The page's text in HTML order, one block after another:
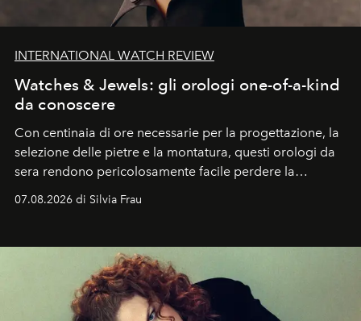
INTERNATIONAL WATCH REVIEW
Watches & Jewels: gli orologi one-of-a-kind
da conoscere
Con centinaia di ore necessarie per la progettazione, la
selezione delle pietre e la montatura, questi orologi da
sera rendono pericolosamente facile perdere la
cognizione del tempo. Ma con quadranti così
07.08.2026 di Silvia Frau